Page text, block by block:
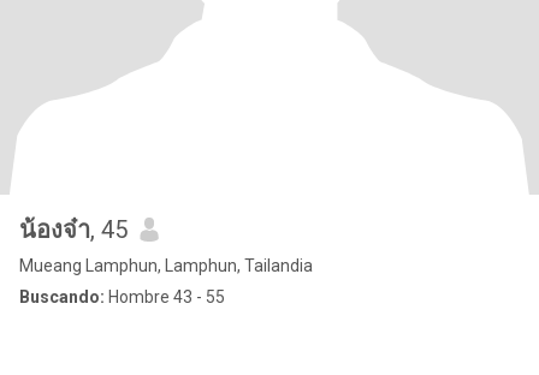
น้องจ๋า, 45
Mueang Lamphun, Lamphun, Tailandia
Buscando: Hombre 43 - 55